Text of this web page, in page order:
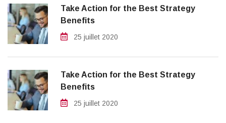
Take Action for the Best Strategy
Benefits
25 juillet 2020
Take Action for the Best Strategy
Benefits
25 juillet 2020